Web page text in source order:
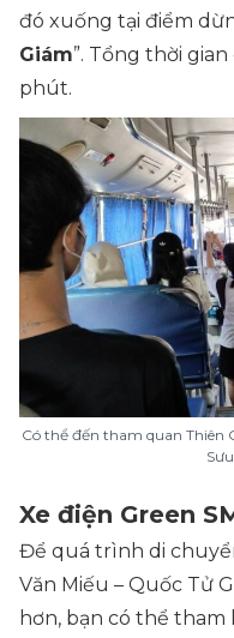
đó xuống tại điểm
Giám”. Tổng thời
phút.
Có thể đến tham quan
Xe điện Green
Để quá trình di
Văn Miếu – Quốc Tử
hơn, bạn có thể tham